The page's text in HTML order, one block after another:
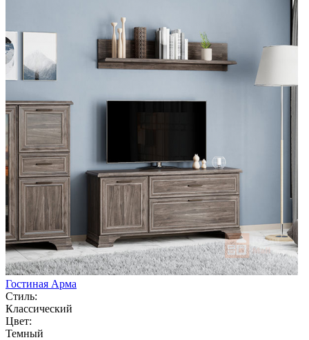
Гостиная Арма
Стиль:
Классический
Цвет:
Темный